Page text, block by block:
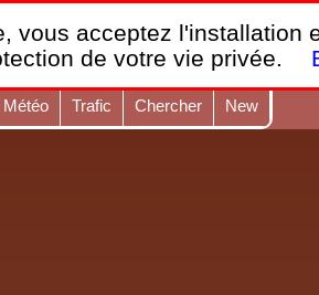
France
Les webcams sur mobiles,
Météo Trafic Chercher New
vous acceptez
de votre vie privée.